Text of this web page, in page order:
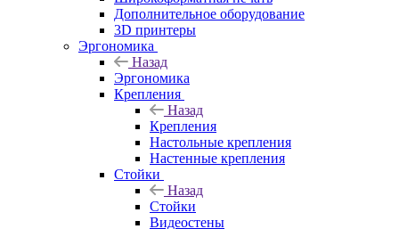
Дополнительное оборудование
3D принтеры
Эргономика
Назад
Эргономика
Крепления
Назад
Крепления
Настольные крепления
Настенные крепления
Стойки
Назад
Стойки
Видеостены